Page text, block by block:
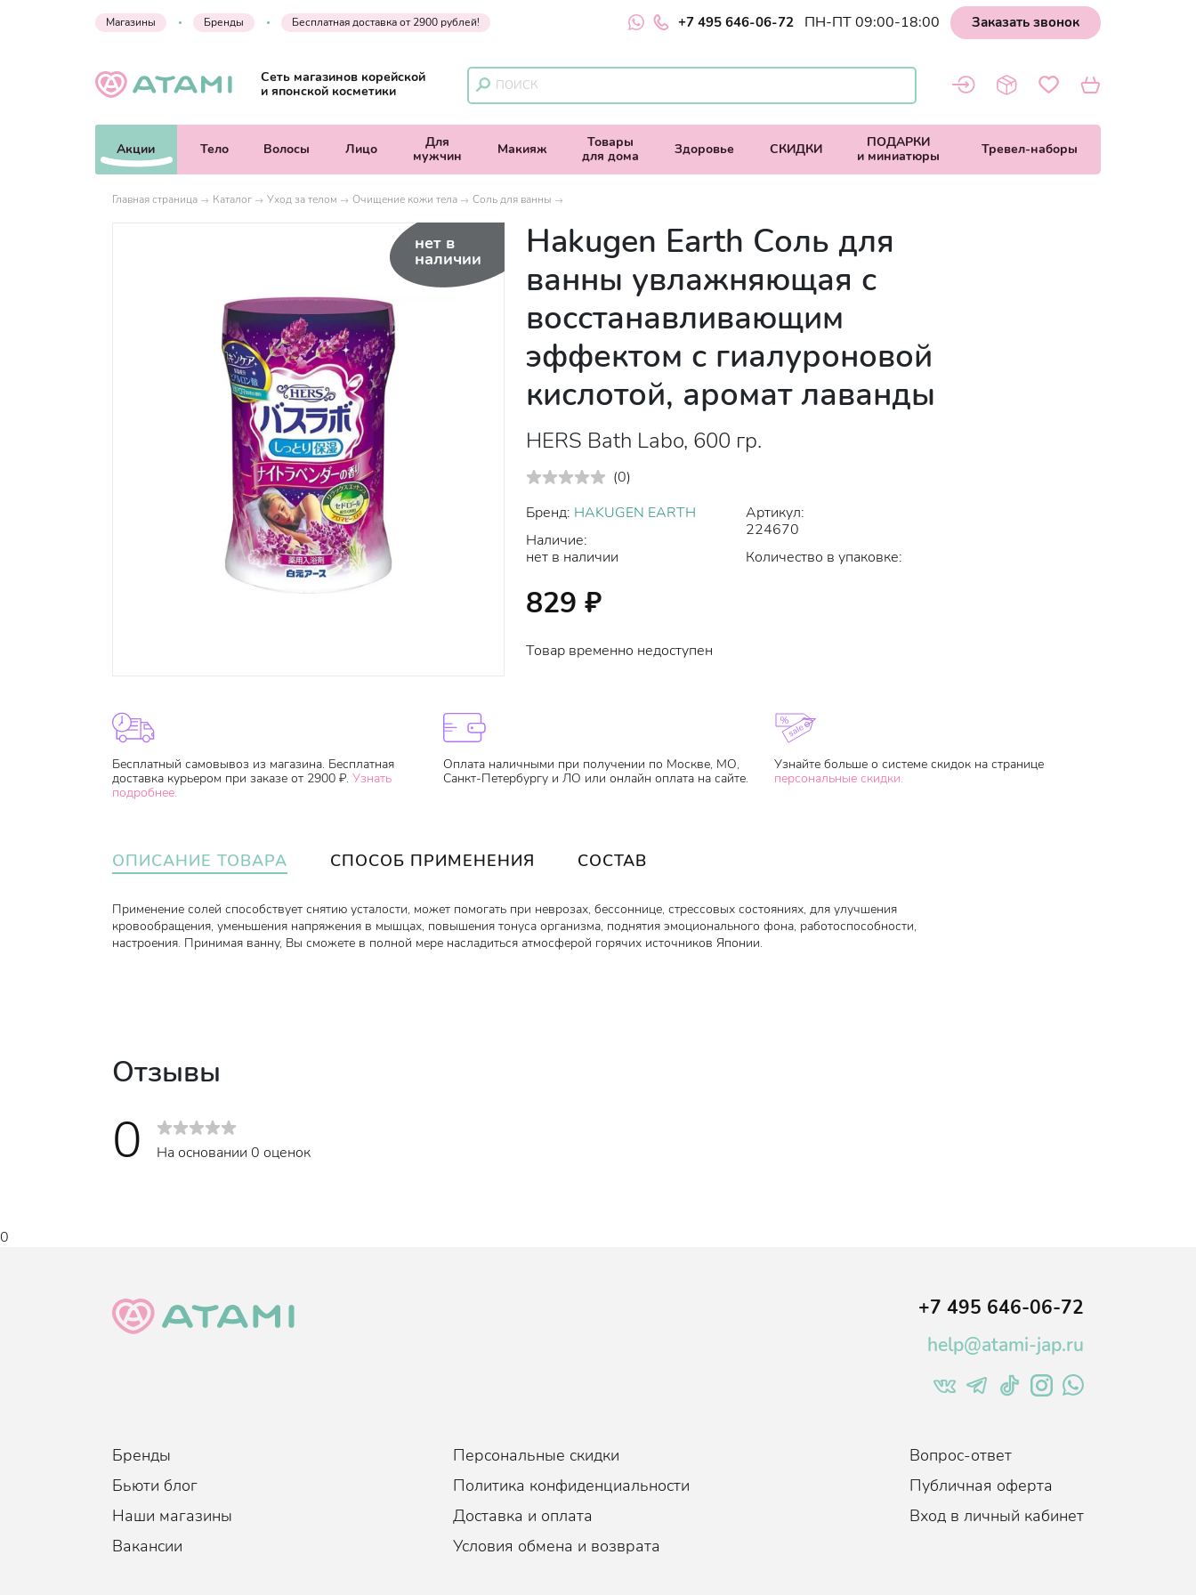
Магазины Бренды Бесплатная доставка от 2900 рублей! +7 495 646-06-72 ПН-ПТ 09:00-18:00 Заказать звонок
Сеть магазинов корейской
и японской косметики
Акции Тело Волосы Лицо
Для
мужчин
Макияж
Товары
для дома
Здоровье СКИДКИ
ПОДАРКИ
и миниатюры
Тревел-наборы
Главная страница Каталог Уход за телом Очищение кожи тела Соль для ванны
нет в
наличии
Hakugen Earth Соль для
ванны увлажняющая с
восстанавливающим
эффектом с гиалуроновой
кислотой, аромат лаванды
HERS Bath Labo, 600 гр.
(0)
Бренд: HAKUGEN EARTH
Наличие:
нет в наличии
Артикул:
224670
Количество в упаковке:
829 ₽
Товар временно недоступен
Бесплатный самовывоз из магазина. Бесплатная
доставка курьером при заказе от 2900 ₽. Узнать
подробнее.
Оплата наличными при получении по Москве, МО,
Санкт-Петербургу и ЛО или онлайн оплата на сайте.
Узнайте больше о системе скидок на странице
персональные скидки.
ОПИСАНИЕ ТОВАРА СПОСОБ ПРИМЕНЕНИЯ СОСТАВ
Применение солей способствует снятию усталости, может помогать при неврозах, бессоннице, стрессовых состояниях, для улучшения
кровообращения, уменьшения напряжения в мышцах, повышения тонуса организма, поднятия эмоционального фона, работоспособности,
настроения. Принимая ванну, Вы сможете в полной мере насладиться атмосферой горячих источников Японии.
Отзывы
0 На основании 0 оценок
0
+7 495 646-06-72
help@atami-jap.ru
Бренды
Бьюти блог
Наши магазины
Вакансии
Персональные скидки
Политика конфиденциальности
Доставка и оплата
Условия обмена и возврата
Вопрос-ответ
Публичная оферта
Вход в личный кабинет